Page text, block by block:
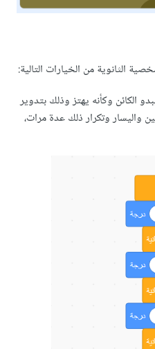
من الخيارات التالية:
وكأنه يهتز وذلك بتدوير
وتكرار ذلك عدة مرات،